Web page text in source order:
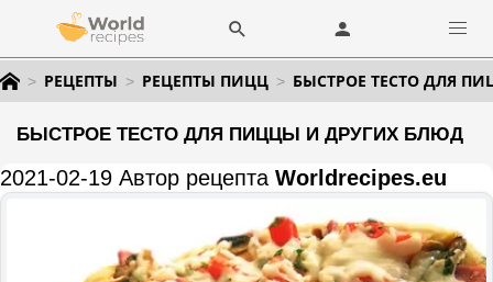
РЕЦЕПТЫ РЕЦЕПТЫ ПИЦЦ БЫСТРОЕ ТЕСТО ДЛЯ
БЫСТРОЕ ТЕСТО ДЛЯ ПИЦЦЫ И ДРУГИХ БЛЮД
2021-02-19 Автор рецепта Worldrecipes.eu